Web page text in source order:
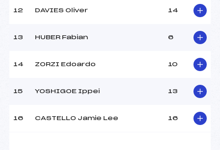
12 DAVIES Oliver 14
13 HUBER Fabian 6
14 ZORZI Edoardo 10
15 YOSHIGOE Ippei 13
16 CASTELLO Jamie Lee 16